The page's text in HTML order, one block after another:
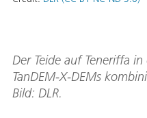
Der Teide auf Teneriffa
TanDEM-X-DEMs
Bild: DLR.